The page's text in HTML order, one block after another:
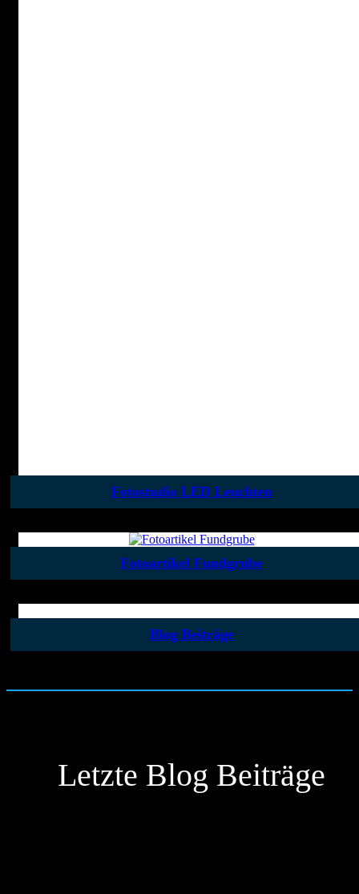
Fotostudio LED Leuchten
Fotoartikel Fundgrube
Blog Beiträge
Letzte Blog Beiträge